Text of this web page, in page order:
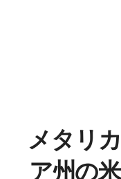
メタ
ア州の